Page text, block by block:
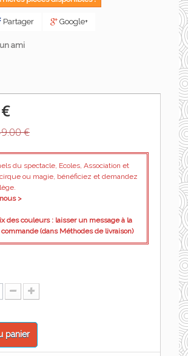
Partager Google+
ami
€
du spectacle, Ecoles, Association et
ou magie, bénéficiez et demandez
>
des couleurs : laisser un message à la
(dans Méthodes de livraison)
panier